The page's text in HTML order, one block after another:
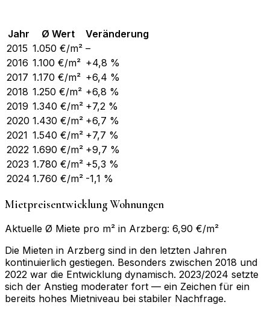
Jahr Ø Wert
Veränderung
2015 1.050 €/m² –
2016 1.100 €/m² +4,8 %
2017 1.170 €/m² +6,4 %
2018 1.250 €/m² +6,8 %
2019 1.340 €/m² +7,2 %
2020 1.430 €/m² +6,7 %
2021 1.540 €/m² +7,7 %
2022 1.690 €/m² +9,7 %
2023 1.780 €/m² +5,3 %
2024 1.760 €/m² -1,1 %
Mietpreisentwicklung Wohnungen
Aktuelle Ø Miete pro m² in Arzberg: 6,90 €/m²
Die Mieten in Arzberg sind in den letzten Jahren
kontinuierlich gestiegen. Besonders zwischen 2018 und
2022 war die Entwicklung dynamisch. 2023/2024 setzte
sich der Anstieg moderater fort — ein Zeichen für ein
bereits hohes Mietniveau bei stabiler Nachfrage.